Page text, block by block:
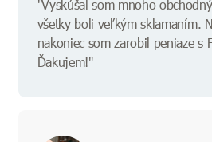
"Vyskúšal som mnoho
všetky boli veľkým sklamaním.
nakoniec som zarobil peniaze s
Ďakujem!"